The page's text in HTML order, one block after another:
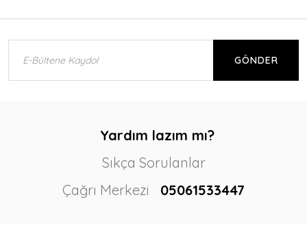
GÖNDER
Yardım lazım mı?
Sıkça Sorulanlar
Çağrı Merkezi
05061533447